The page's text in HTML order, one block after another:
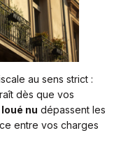
au sens strict :
dès que vos
nu dépassent les
entre vos charges